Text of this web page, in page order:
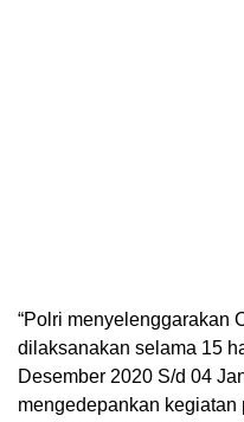
“Polri menyelenggarakan
dilaksanakan selama 15
Desember 2020 S/d 04
mengedepankan kegiatan